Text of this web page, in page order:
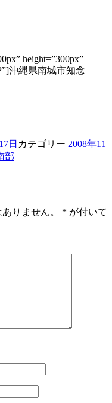
height=”300px”
沖縄県南城市知念
日 カテゴリー 2008年11
部
りません。 * が付いて